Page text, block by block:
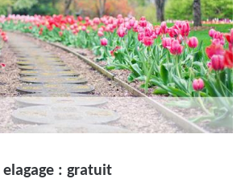
elagage : gratuit